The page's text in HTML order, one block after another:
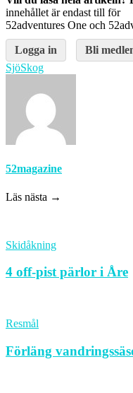
innehållet är endast till för
52adventures One och
Logga in
Bli
SjöSkog
52magazine
Läs nästa →
Skidåkning
4 off-pist pärlor i Åre
Resmål
Förläng